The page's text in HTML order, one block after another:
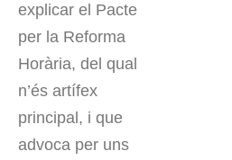
explicar el Pacte
per la Reforma
Horària, del qual
n’és artífex
principal, i que
advoca per uns